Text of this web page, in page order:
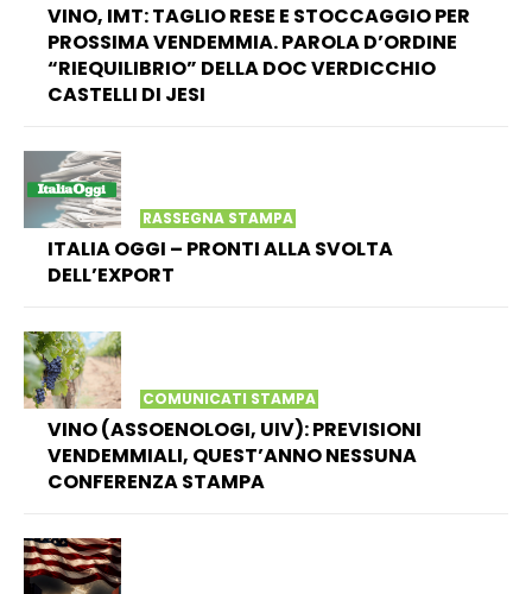
VINO, IMT: TAGLIO RESE E STOCCAGGIO PER
PROSSIMA VENDEMMIA. PAROLA D’ORDINE
“RIEQUILIBRIO” DELLA DOC VERDICCHIO
CASTELLI DI JESI
RASSEGNA STAMPA
ITALIA OGGI – PRONTI ALLA SVOLTA
DELL’EXPORT
COMUNICATI STAMPA
VINO (ASSOENOLOGI, UIV): PREVISIONI
VENDEMMIALI, QUEST’ANNO NESSUNA
CONFERENZA STAMPA